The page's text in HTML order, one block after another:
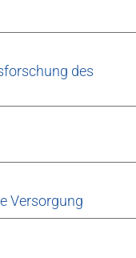
des
Versorgung